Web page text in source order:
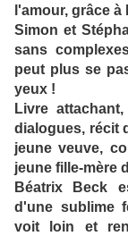
l'amour, grâce
Simon et
sans
peut plus se
yeux !
Livre
dialogues, récit
jeune veuve,
jeune fille-mère
Béatrix Beck
d'une sublime
voit loin et